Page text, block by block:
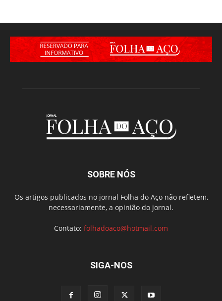
SOBRE NÓS
Os artigos publicados no jornal Folha do Aço não refletem,
necessariamente, a opinião do jornal.
Contato: folhadoaco@hotmail.com
SIGA-NOS